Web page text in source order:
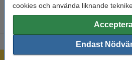
cookies och använda liknande
Endast